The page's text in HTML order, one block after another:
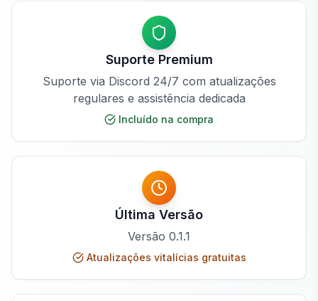
Suporte Premium
Suporte via Discord 24/7 com atualizações
regulares e assistência dedicada
Incluído na compra
Última Versão
Versão 0.1.1
Atualizações vitalícias gratuitas